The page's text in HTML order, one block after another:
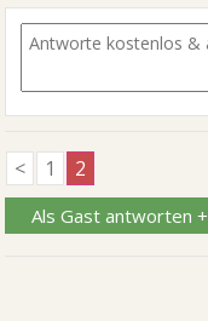
< 1 2
Als Gast antworten +